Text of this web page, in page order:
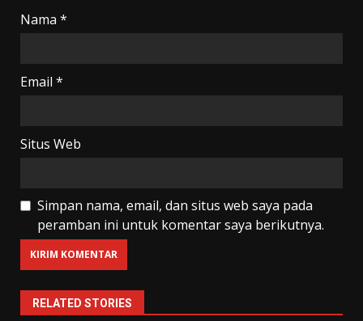
Nama *
Email *
Situs Web
Simpan nama, email, dan situs web saya pada
peramban ini untuk komentar saya berikutnya.
RELATED STORIES